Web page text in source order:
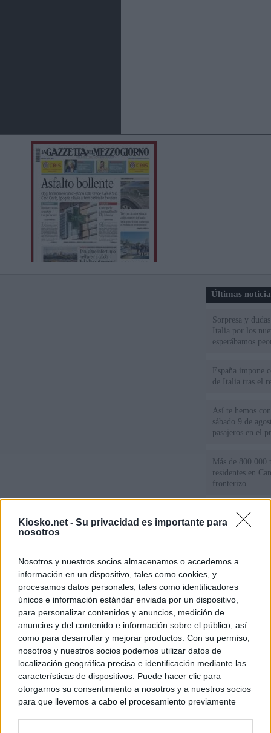
Kiosko.net - Su privacidad es importante para
nosotros
Nosotros y nuestros socios almacenamos o accedemos a
información en un dispositivo, tales como cookies, y
procesamos datos personales, tales como identificadores
únicos e información estándar enviada por un dispositivo,
para personalizar contenidos y anuncios, medición de
anuncios y del contenido e información sobre el público, así
como para desarrollar y mejorar productos. Con su permiso,
nosotros y nuestros socios podemos utilizar datos de
localización geográfica precisa e identificación mediante las
características de dispositivos. Puede hacer clic para
otorgarnos su consentimiento a nosotros y a nuestros socios
para que llevemos a cabo el procesamiento previamente
Últimas
Sorpresa y
Italia por los
esperábamos
España impone
de Italia tras el
Así te hemos
sábado 9 de
pasajeros en el
Más de 800.000
residentes en
fronterizo
Qué hay detrás
España por la
personas se
algo"
© Kiosko.net Aviso Legal Privacidad y Cookies